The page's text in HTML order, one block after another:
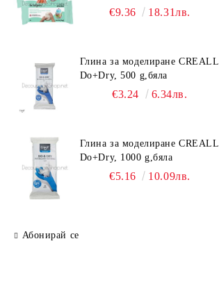
€9.36 18.31лв.
Глина за моделиране CREALL
Do+Dry, 500 g,бяла
€3.24 6.34лв.
Глина за моделиране CREALL
Do+Dry, 1000 g,бяла
€5.16 10.09лв.
Абонирай се